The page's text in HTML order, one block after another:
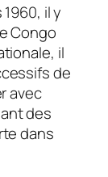
il y
Congo
il
de
avec
des
dans